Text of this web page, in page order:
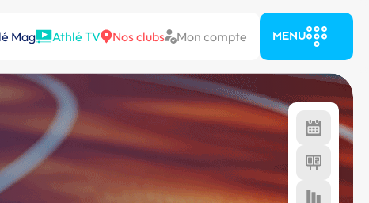
Mag Athlé TV Nos clubs Mon compte MENU